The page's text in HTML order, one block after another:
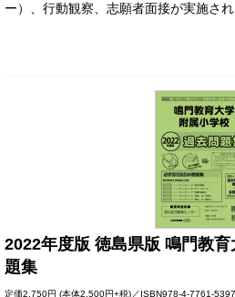
ー）、行動観察、志願者面接が実施され
2022年度版 徳島県版 鳴門教
題集
定価2,750円 (本体2,500円+税)／ISBN978-4-7761-